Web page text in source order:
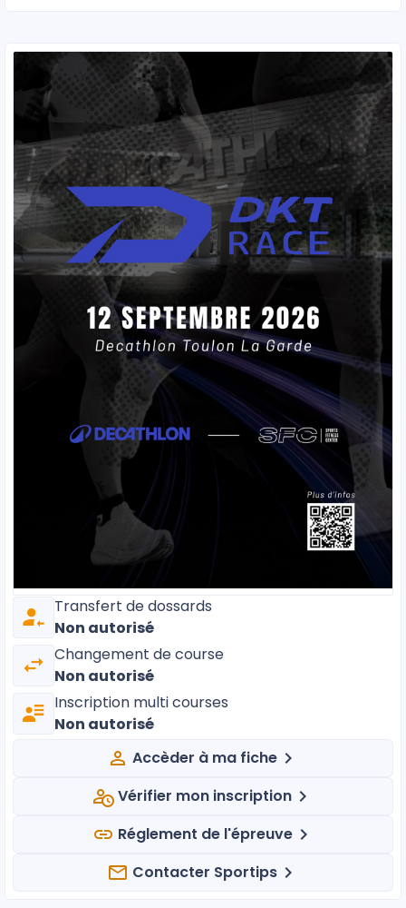
Transfert de dossards
Non autorisé
Changement de course
Non autorisé
Inscription multi courses
Non autorisé
Accèder à ma fiche
Vérifier mon inscription
Réglement de l'épreuve
Contacter Sportips